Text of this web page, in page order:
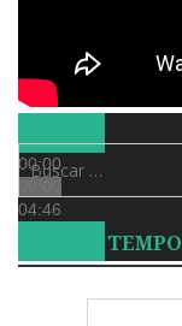
00:00
04:46
Busca
para:
CLIMA E TEMPO